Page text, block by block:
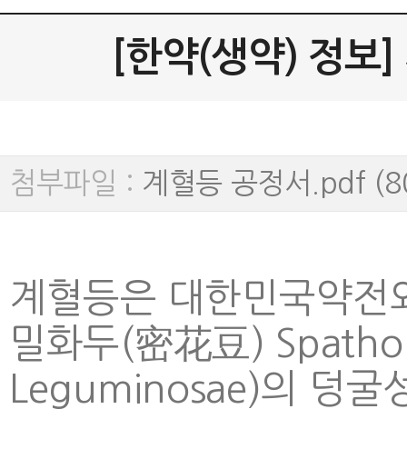
[한약(생약) 정
첨부파일 : 계혈등 공정서.pdf
계혈등은 대한민국약
밀화두(密花豆)
Leguminosae)의 덩굴